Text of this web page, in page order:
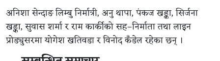
अनिशा सेन्दाङ लिम्बु निर्मात्री, अनु थापा, पंकज खड्का, सिर्जना
खड्का, सुवास शर्मा र राम कार्कीको सह–निर्माता तथा लाइन
प्रोड्युसरमा योगेश खतिवडा र विनोद कँडेल रहेका छन् ।